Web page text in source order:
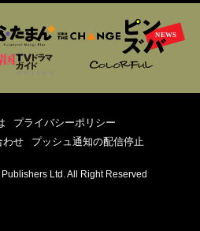
プライバシーポリシー
わせ プッシュ通知の配信停止
Ltd. All Right Reserved